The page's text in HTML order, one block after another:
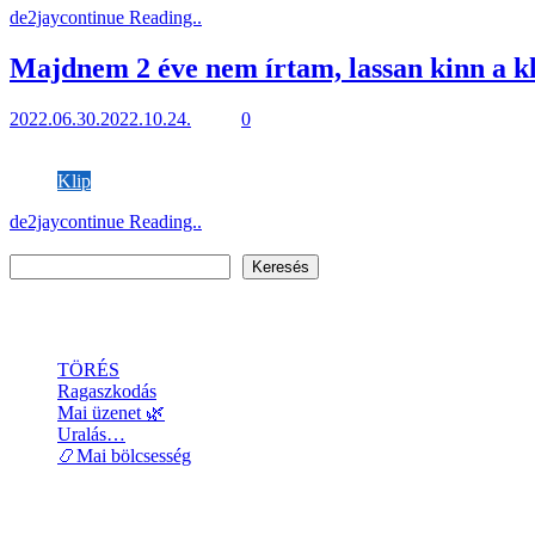
de2jaycontinue Reading..
Majdnem 2 éve nem írtam, lassan kinn a
2022.06.30.2022.10.24.
0
Klip
de2jaycontinue Reading..
Keresés
TÖRÉS
Ragaszkodás
Mai üzenet 🌿
Uralás…
📿Mai bölcsesség